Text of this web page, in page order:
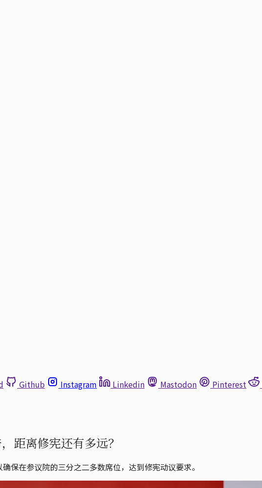
Github Instagram Linkedin Mastodon Pinterest
距离修宪还有多远？
保在参议院的三分之二多数席位，达到修宪动议要求。